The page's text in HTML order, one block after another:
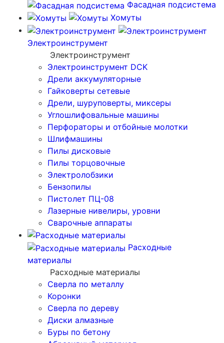
Фасадная подсистема
Хомуты
Электроинструмент
Электроинструмент
Электроинструмент DCK
Дрели аккумуляторные
Гайковерты сетевые
Дрели, шуруповерты, миксеры
Углошлифовальные машины
Перфораторы и отбойные молотки
Шлифмашины
Пилы дисковые
Пилы торцовочные
Электролобзики
Бензопилы
Пистолет ПЦ-08
Лазерные нивелиры, уровни
Сварочные аппараты
Расходные
материалы
Расходные материалы
Сверла по металлу
Коронки
Сверла по дереву
Диски алмазные
Буры по бетону